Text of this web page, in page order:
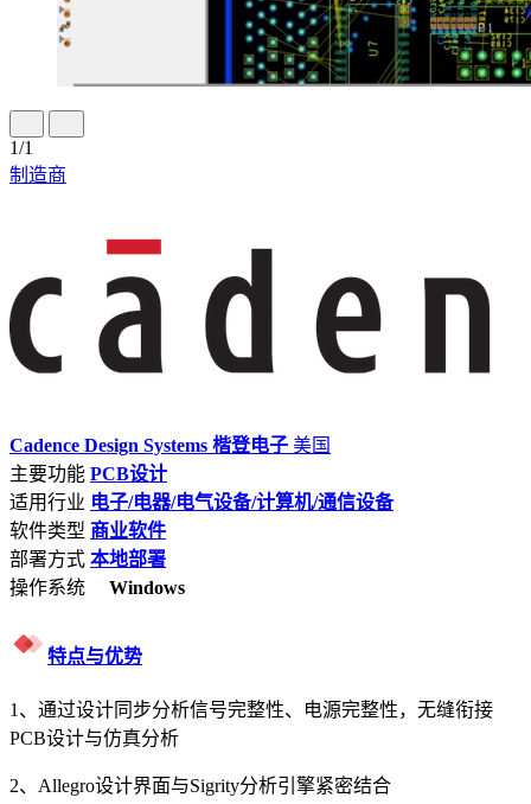
1/1
制造商
Cadence Design Systems 楷登电子 美国
主要功能 PCB设计
适用行业 电子/电器/电气设备/计算机/通信设备
软件类型 商业软件
部署方式 本地部署
操作系统
Windows
特点与优势
1、通过设计同步分析信号完整性、电源完整性，无缝衔接
PCB设计与仿真分析
2、Allegro设计界面与Sigrity分析引擎紧密结合